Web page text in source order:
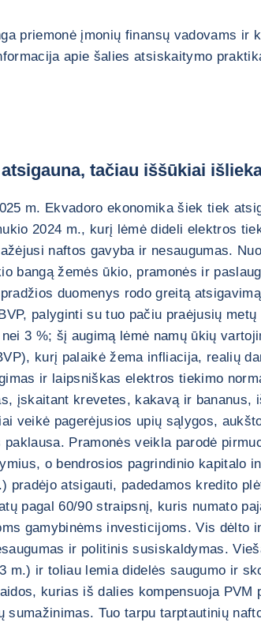
priemonė įmonių finansų vadovams ir
apie šalies atsiskaitymo
tačiau iššūkiai
m. Ekvadoro ekonomika šiek tiek
2024 m., kurį lėmė dideli elektros
naftos gavyba ir nesaugumas.
bangą žemės ūkio, pramonės ir
duomenys rodo greitą
palyginti su tuo pačiu praėjusių metų
3 %; šį augimą lėmė namų ūkių
kurį palaikė žema infliacija, realių
ir laipsniškas elektros tiekimo
įskaitant krevetes, kakavą ir bananus,
veikė pagerėjusios upių sąlygos,
Pramonės veikla parodė
o bendrosios pagrindinio kapitalo
pradėjo atsigauti, padedamos kredito
pagal 60/90 straipsnį, kuris numato
gamybinėms investicijoms. Vis dėlto
ir politinis susiskaldymas.
m.) ir toliau lemia didelės saugumo ir
kurias iš dalies kompensuoja PVM
sumažinimas. Tuo tarpu tarptautinių